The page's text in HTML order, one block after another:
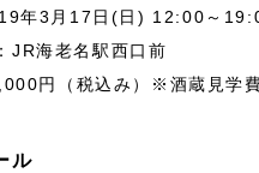
年3月17日(日) 12:00～
JR海老名駅西口前
円（税込み）※酒蔵見学
ル